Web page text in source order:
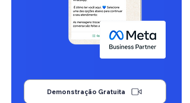
Demonstração Gratuita